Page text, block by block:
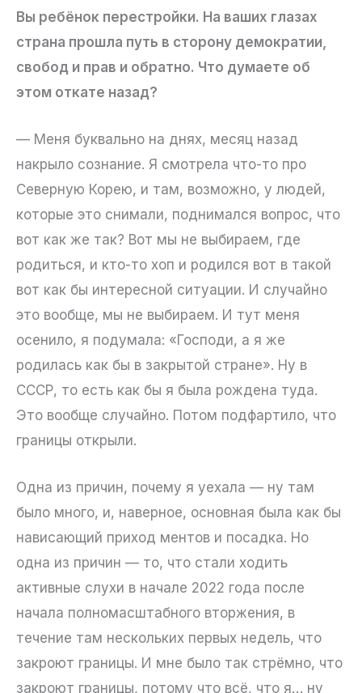
Вы ребёнок перестройки. На ваших глазах
страна прошла путь в сторону демократии,
свобод и прав и обратно. Что думаете об
этом откате назад?
— Меня буквально на днях, месяц назад
накрыло сознание. Я смотрела что-то про
Северную Корею, и там, возможно, у людей,
которые это снимали, поднимался вопрос, что
вот как же так? Вот мы не выбираем, где
родиться, и кто-то хоп и родился вот в такой
вот как бы интересной ситуации. И случайно
это вообще, мы не выбираем. И тут меня
осенило, я подумала: «Господи, а я же
родилась как бы в закрытой стране». Ну в
СССР, то есть как бы я была рождена туда.
Это вообще случайно. Потом подфартило, что
границы открыли.
Одна из причин, почему я уехала — ну там
было много, и, наверное, основная была как бы
нависающий приход ментов и посадка. Но
одна из причин — то, что стали ходить
активные слухи в начале 2022 года после
начала полномасштабного вторжения, в
течение там нескольких первых недель, что
закроют границы. И мне было так стрёмно, что
закроют границы, потому что всё, что я… ну